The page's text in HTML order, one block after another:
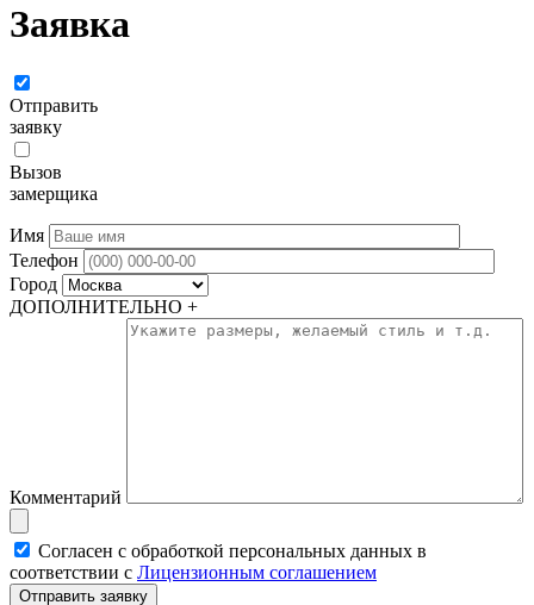
Заявка
Отправить
заявку
Вызов
замерщика
Имя
Телефон
Город
ДОПОЛНИТЕЛЬНО +
Комментарий
Согласен с обработкой персональных данных в
соответствии с Лицензионным соглашением